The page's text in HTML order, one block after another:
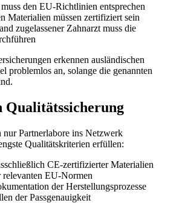
den EU-Richtlinien entsprechen
Materialien müssen zertifiziert sein
zugelassener Zahnarzt muss die
erkennen ausländischen
problemlos an, solange die genannten
Qualitätssicherung
Partnerlabore ins Netzwerk
Qualitätskriterien erfüllen:
CE-zertifizierter Materialien
EU-Normen
der Herstellungsprozesse
der Passgenauigkeit